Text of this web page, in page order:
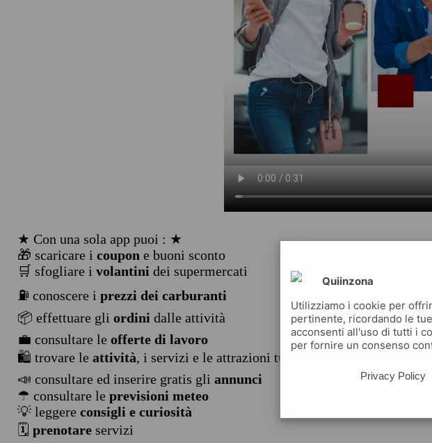
★ Con una sola app puoi : ★
🎁 scaricare i coupon e buoni sconto
🛒 sfogliare i volantini dei supermercati
⛽ conoscere i prezzi dei carburanti
📦 effettuare gli ordini dalle attività
💼 consultare le offerte di lavoro
🛍️ trovare le attività, i servizi e le attrazioni turistiche
📣 consultare ed inserire gratis gli annunci
☂ consultare le previsioni meteo
💡 leggere consigli e curiosità
🗓️ prenotareservizi
Quiinzona
Utilizziamo i cookie per
pertinente, ricordando le
acconsenti all'uso di tutti i
per fornire un consenso
Privacy Policy